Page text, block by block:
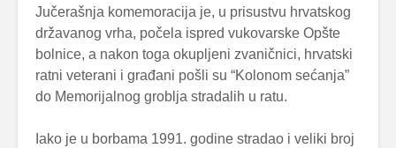
Jučerašnja komemoracija je, u prisustvu hrvatskog
državanog vrha, počela ispred vukovarske Opšte
bolnice, a nakon toga okupljeni zvaničnici, hrvatski
ratni veterani i građani pošli su “Kolonom sećanja”
do Memorijalnog groblja stradalih u ratu.
Iako je u borbama 1991. godine stradao i veliki broj